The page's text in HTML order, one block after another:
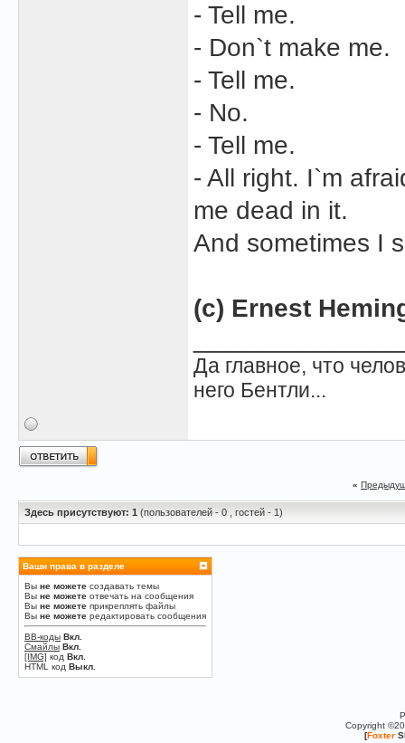
- Tell me.
- Don`t make me.
- Tell me.
- No.
- Tell me.
- All right. I`m
me dead in it.
And sometimes I
(c) Ernest
Да главное, что
него Бентли...
«
Здесь присутствуют: 1 (пользователей - 0 , гостей - 1)
Ваши права в разделе
Вы не можете создавать темы
Вы не можете отвечать на сообщения
Вы не можете прикреплять файлы
Вы не можете редактировать сообщения
BB-коды Вкл.
Смайлы Вкл.
[IMG] код Вкл.
HTML код Выкл.
Copyright
[Foxter